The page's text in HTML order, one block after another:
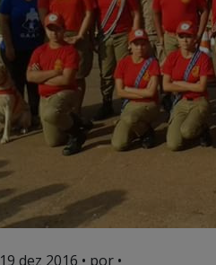
19 dez 2016 • por •